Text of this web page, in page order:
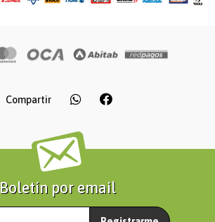
Compartir
Boletín por email